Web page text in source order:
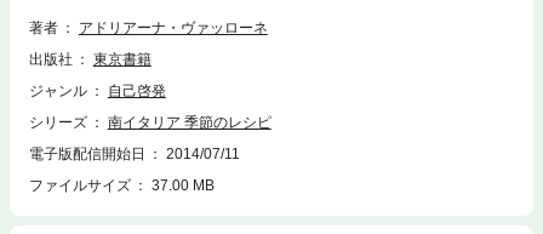
著者
アドリアーナ・ヴァッローネ
出版社
東京書籍
ジャンル
自己啓発
シリーズ
南イタリア 季節のレシピ
電子版配信開始日
2014/07/11
ファイルサイズ
37.00 MB